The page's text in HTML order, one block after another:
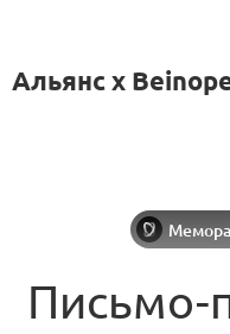
Альянс x
Письмо-